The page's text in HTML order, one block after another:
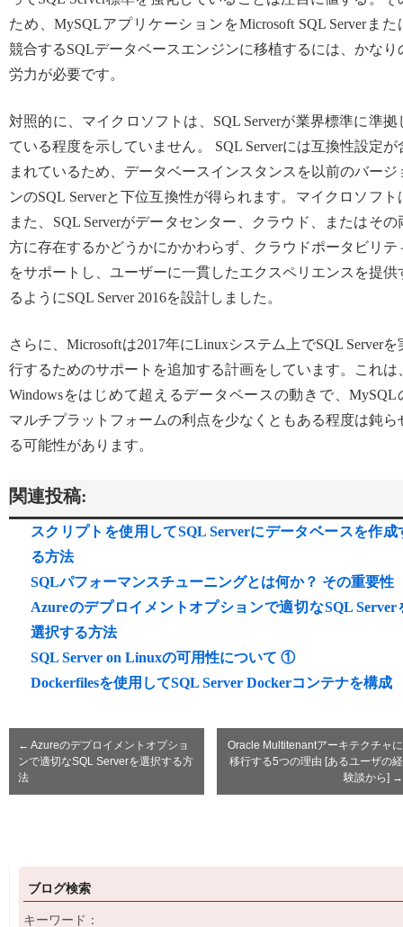
ため、MySQLアプリケーションをMicrosoft SQL Serverまた
競合するSQLデータベースエンジンに移植するには、かなり
労力が必要です。
対照的に、マイクロソフトは、SQL Serverが業界標準に準拠
ている程度を示していません。 SQL Serverには互換性設定が
まれているため、データベースインスタンスを以前のバージ
ンのSQL Serverと下位互換性が得られます。マイクロソフト
また、SQL Serverがデータセンター、クラウド、またはその
方に存在するかどうかにかかわらず、クラウドポータビリテ
をサポートし、ユーザーに一貫したエクスペリエンスを提供
るようにSQL Server 2016を設計しました。
さらに、Microsoftは2017年にLinuxシステム上でSQL Serverを
行するためのサポートを追加する計画をしています。これは
Windowsをはじめて超えるデータベースの動きで、MySQL
マルチプラットフォームの利点を少なくともある程度は鈍ら
る可能性があります。
関連投稿:
スクリプトを使用してSQL Serverにデータベースを作成
る方法
SQLパフォーマンスチューニングとは何か？ その重要性
Azureのデプロイメントオプションで適切なSQL Server
選択する方法
SQL Server on Linuxの可用性について ①
Dockerfilesを使用してSQL Server Dockerコンテナを構成
← Azureのデプロイメントオプショ
ンで適切なSQL Serverを選択する方
法
Oracle Multitenantアーキテクチャに
移行する5つの理由 [あるユーザの経
験談から] →
ブログ検索
キーワード：